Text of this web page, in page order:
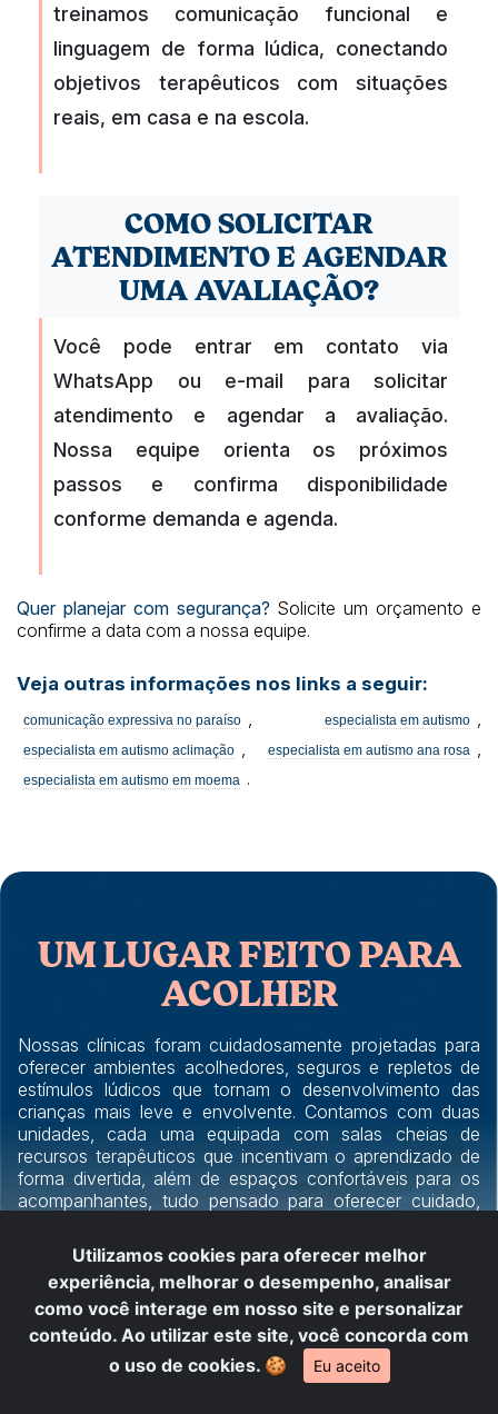
treinamos comunicação funcional e
linguagem de forma lúdica, conectando
objetivos terapêuticos com situações
reais, em casa e na escola.
COMO SOLICITAR
ATENDIMENTO E AGENDAR
UMA AVALIAÇÃO?
Você pode entrar em contato via
WhatsApp ou e-mail para solicitar
atendimento e agendar a avaliação.
Nossa equipe orienta os próximos
passos e confirma disponibilidade
conforme demanda e agenda.
Quer planejar com segurança? Solicite um orçamento e
confirme a data com a nossa equipe.
Veja outras informações nos links a seguir:
comunicação expressiva no paraíso especialista em autismo
especialista em autismo aclimação especialista em autismo ana rosa
especialista em autismo em moema .
UM LUGAR FEITO PARA
ACOLHER
Nossas clínicas foram cuidadosamente projetadas para
oferecer ambientes acolhedores, seguros e repletos de
estímulos lúdicos que tornam o desenvolvimento das
crianças mais leve e envolvente. Contamos com duas
unidades, cada uma equipada com salas cheias de
recursos terapêuticos que incentivam o aprendizado de
forma divertida, além de espaços confortáveis para os
acompanhantes, tudo pensado para oferecer cuidado,
MARQUE UMA AVALIAÇÃO
Utilizamos cookies para oferecer melhor
experiência, melhorar o desempenho, analisar
como você interage em nosso site e personalizar
conteúdo. Ao utilizar este site, você concorda com
o uso de cookies. 🍪 Eu aceito